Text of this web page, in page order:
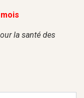
la santé des